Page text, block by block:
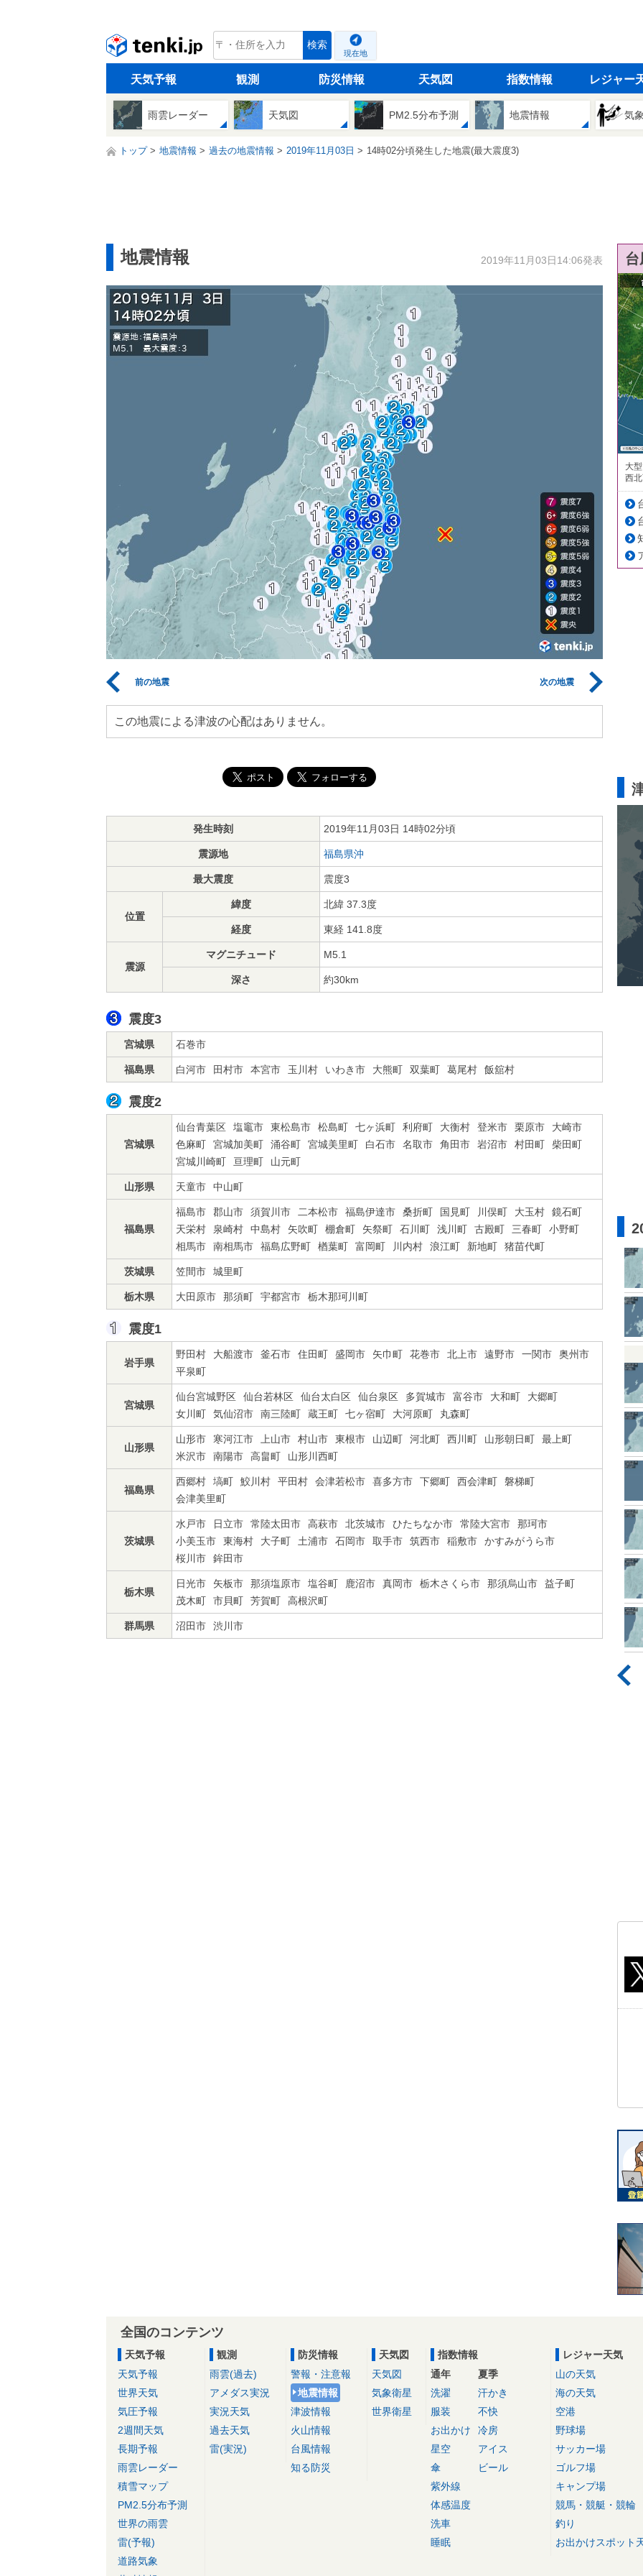
tenki.jp 検索
現在地
天気予報 観測 防災情報 天気図 指数情報 レジャー
雨雲レーダー 天気図 PM2.5分布予測 地震情報 気
トップ 地震情報 過去の地震情報 2019年11月03日 14時02分頃発生した地震(最大震度3)
地震情報 2019年11月03日14:06発表
前の地震 次の地震
この地震による津波の心配はありません。
発生時刻 2019年11月03日 14時02分頃
震源地 福島県沖
最大震度 震度3
位置
緯度 北緯 37.3度
経度 東経 141.8度
震源
マグニチュード M5.1
深さ 約30km
震度3
宮城県 石巻市
福島県 白河市 田村市 本宮市 玉川村 いわき市 大熊町 双葉町 葛尾村 飯舘村
震度2
宮城県
仙台青葉区 塩竈市 東松島市 松島町 七ヶ浜町 利府町 大衡村 登米市 栗原市
大崎市
色麻町
宮城加美町 涌谷町 宮城美里町 白石市 名取市 角田市 岩沼市 村田町
柴田町
宮城川崎町
亘理町 山元町
山形県 天童市 中山町
福島県
福島市 郡山市 須賀川市 二本松市 福島伊達市 桑折町 国見町 川俣町 大玉村
鏡石町
天栄村
泉崎村 中島村 矢吹町 棚倉町 矢祭町 石川町 浅川町 古殿町 三春町
小野町
相馬市
南相馬市 福島広野町 楢葉町 富岡町 川内村 浪江町 新地町 猪苗代町
茨城県 笠間市 城里町
栃木県 大田原市 那須町 宇都宮市 栃木那珂川町
震度1
岩手県
野田村 大船渡市 釜石市 住田町 盛岡市 矢巾町 花巻市 北上市 遠野市 一関市
奥州市
平泉町
宮城県
仙台宮城野区 仙台若林区 仙台太白区 仙台泉区 多賀城市 富谷市 大和町
大郷町
女川町
気仙沼市 南三陸町 蔵王町 七ヶ宿町 大河原町 丸森町
山形県
山形市 寒河江市 上山市 村山市 東根市 山辺町 河北町 西川町 山形朝日町
最上町
米沢市
南陽市 高畠町 山形川西町
福島県
西郷村 塙町 鮫川村 平田村 会津若松市 喜多方市 下郷町 西会津町
磐梯町
会津美里町
茨城県
水戸市 日立市 常陸太田市 高萩市 北茨城市 ひたちなか市 常陸大宮市
那珂市
小美玉市
東海村 大子町 土浦市 石岡市 取手市 筑西市 稲敷市
かすみがうら市
桜川市
鉾田市
栃木県
日光市 矢板市 那須塩原市 塩谷町 鹿沼市 真岡市 栃木さくら市 那須烏山市
益子町
茂木町
市貝町 芳賀町 高根沢町
群馬県 沼田市 渋川市
大
西
全国のコンテンツ
天気予報
天気予報
世界天気
気圧予報
2週間天気
長期予報
雨雲レーダー
積雪マップ
PM2.5分布予測
世界の雨雲
雷(予報)
道路気象
観測
雨雲(過去)
アメダス実況
実況天気
過去天気
雷(実況)
防災情報
警報・注意報
地震情報
津波情報
火山情報
台風情報
知る防災
天気図
天気図
気象衛星
世界衛星
指数情報
通年
洗濯
服装
お出かけ
星空
傘
紫外線
体感温度
洗車
睡眠
夏季
汗かき
不快
冷房
アイス
ビール
レジャー天気
山の天気
海の天気
空港
野球場
サッカー場
ゴルフ場
キャンプ場
競馬・競艇・競輪
釣り
お出かけスポット